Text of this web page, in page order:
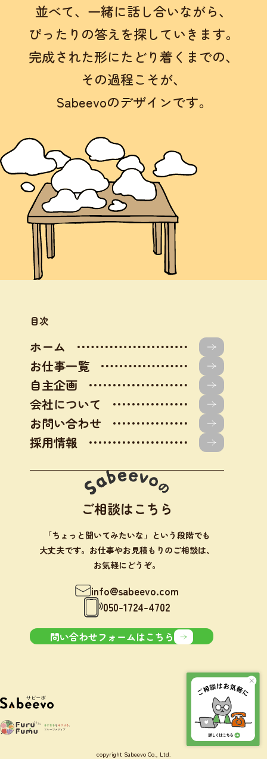
並べて、 一緒に話し合いながら、
ぴったりの答えを探していきます。
完成された形にたどり着くまでの、
その過程こそが、
Sabeevoのデザインです。
目次
ホーム
お仕事一覧
自主企画
会社について
お問い合わせ
採用情報
ご相談はこちら
「ちょっと聞いてみたいな」という段階でも
大丈夫です。お仕事やお見積もりのご相談は、
お気軽にどうぞ。
info@sabeevo.com
050-1724-4702
問い合わせフォームはこちら
copyright Sabeevo Co., Ltd.